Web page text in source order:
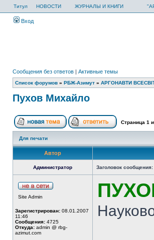
Титул НОВОСТИ ЖУРНАЛЫ И КНИГИ
Вход
Сообщения без ответов | Активные темы
Список форумов » РБЖ-Азимут » АРГОНАВТИ
Пухов Михайло
Страница 1
Для печати
Автор
Администратор Заголовок сообщения:
Site Admin
Зарегистрирован: 08.01.2007
11:46
Сообщения: 4725
Откуда: admin @ rbg-
azimut.com